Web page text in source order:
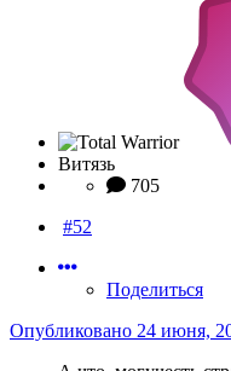
Витязь
705
#52
Поделиться
Опубликовано 24 июня,